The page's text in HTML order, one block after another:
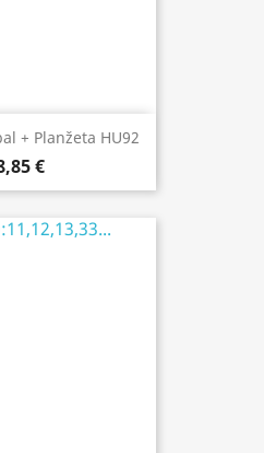
+ Planžeta HU92
€